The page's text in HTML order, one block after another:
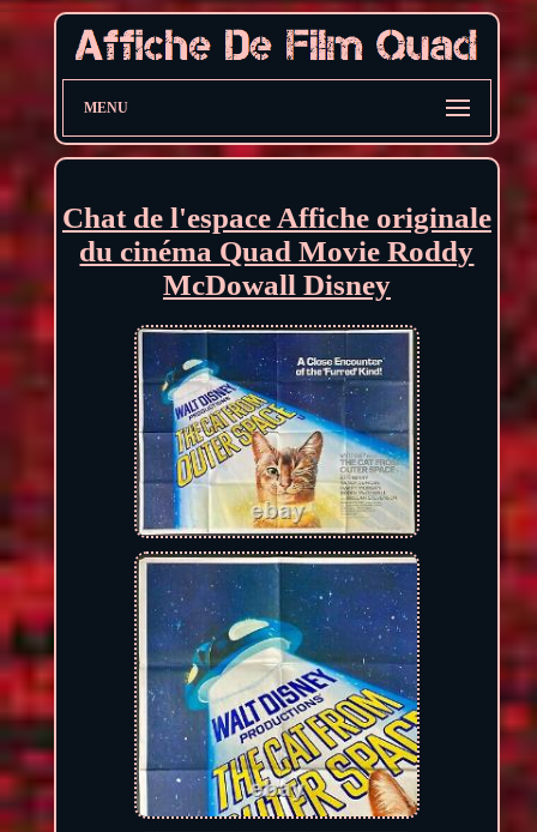
MENU
Chat de l'espace Affiche originale
du cinéma Quad Movie Roddy
McDowall Disney